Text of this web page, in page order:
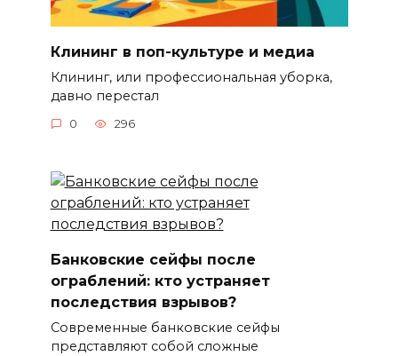
Клининг в поп-культуре и медиа
Клининг, или профессиональная уборка,
давно перестал
0 296
Банковские сейфы после
ограблений: кто устраняет
последствия взрывов?
Современные банковские сейфы
представляют собой сложные